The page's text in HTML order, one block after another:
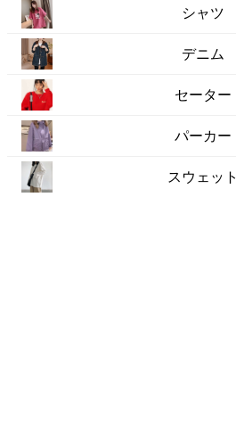
シャツ
デニム
セーター
パーカー
スウェット